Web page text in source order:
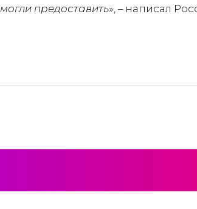
предоставить», – написал